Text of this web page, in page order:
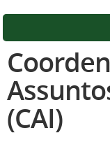
(CAI)